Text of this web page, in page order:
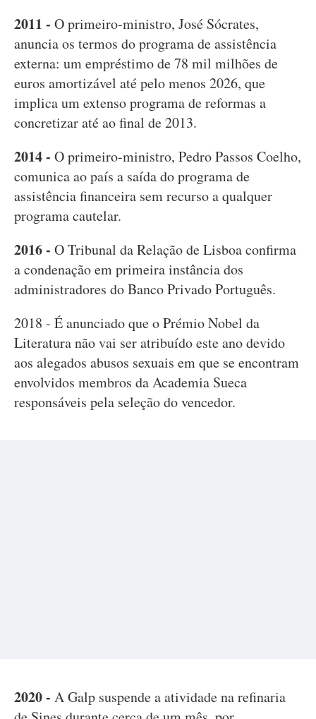
2011 - O primeiro-ministro, José Sócrates,
anuncia os termos do programa de assistência
externa: um empréstimo de 78 mil milhões de
euros amortizável até pelo menos 2026, que
implica um extenso programa de reformas a
concretizar até ao final de 2013.
2014 - O primeiro-ministro, Pedro Passos Coelho,
comunica ao país a saída do programa de
assistência financeira sem recurso a qualquer
programa cautelar.
2016 - O Tribunal da Relação de Lisboa confirma
a condenação em primeira instância dos
administradores do Banco Privado Português.
2018 - É anunciado que o Prémio Nobel da
Literatura não vai ser atribuído este ano devido
aos alegados abusos sexuais em que se encontram
envolvidos membros da Academia Sueca
responsáveis pela seleção do vencedor.
2020 - A Galp suspende a atividade na refinaria